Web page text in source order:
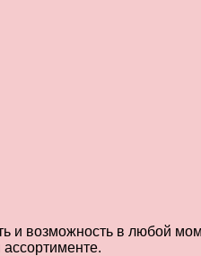
и возможность в любой